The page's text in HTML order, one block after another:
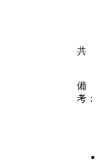
※
共
京
備
考：